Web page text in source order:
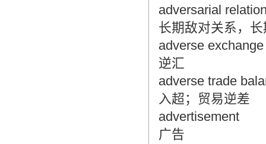
adversarial
长期敌对关系，
adverse exchange
逆汇
adverse trade
入超；贸易逆差
advertisement
广告